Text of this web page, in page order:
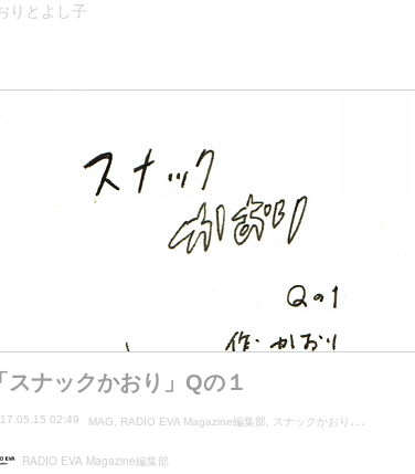
りとよし子
スナックかおり」Qの１
02:49 MAG RADIO EVA Magazine編集部 スナックかおりとよし子
RADIO EVA Magazine編集部